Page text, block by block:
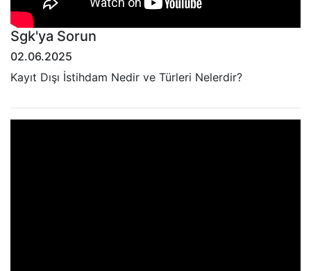
Sgk'ya Sorun
02.06.2025
Kayıt Dışı İstihdam Nedir ve Türleri Nelerdir?